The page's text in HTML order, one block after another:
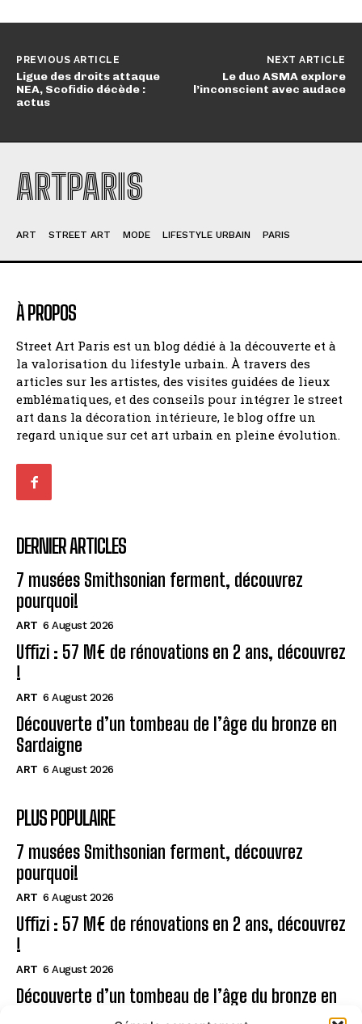
PREVIOUS ARTICLE
Ligue des droits attaque
NEA, Scofidio décède :
actus
NEXT ARTICLE
Le duo ASMA explore
l’inconscient avec audace
ARTPARIS
ART STREET ART MODE LIFESTYLE URBAIN PARIS
À PROPOS
Street Art Paris est un blog dédié à la découverte et à
la valorisation du lifestyle urbain. À travers des
articles sur les artistes, des visites guidées de lieux
emblématiques, et des conseils pour intégrer le street
art dans la décoration intérieure, le blog offre un
regard unique sur cet art urbain en pleine évolution.
DERNIER ARTICLES
7 musées Smithsonian ferment, découvrez
pourquoi!
ART 6 August 2026
Uffizi : 57 M€ de rénovations en 2 ans, découvrez
!
ART 6 August 2026
Découverte d’un tombeau de l’âge du bronze en
Sardaigne
ART 6 August 2026
PLUS POPULAIRE
7 musées Smithsonian ferment, découvrez
pourquoi!
ART 6 August 2026
Uffizi : 57 M€ de rénovations en 2 ans, découvrez
!
ART 6 August 2026
Découverte d’un tombeau de l’âge du bronze en